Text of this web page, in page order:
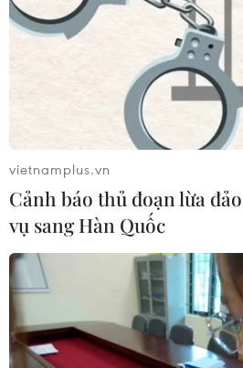
Đại học Quốc gia Hà Nội
các nhiệm vụ khoa học
vietnamplus.vn
Cảnh báo thủ đoạn lừa
vụ sang Hàn Quốc